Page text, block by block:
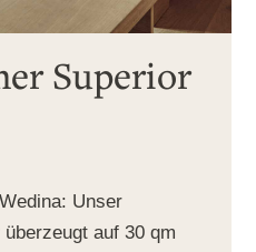
Superior
Unser
auf 30 qm